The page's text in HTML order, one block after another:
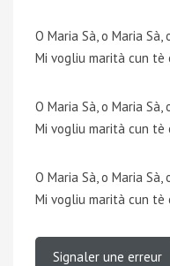
O Maria Sà, o Maria
Mi vogliu marità cun tè
O Maria Sà, o Maria
Mi vogliu marità cun tè
O Maria Sà, o Maria
Mi vogliu marità cun tè
Signaler une erreur